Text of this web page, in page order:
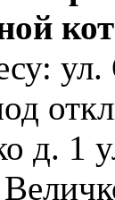
д. 1